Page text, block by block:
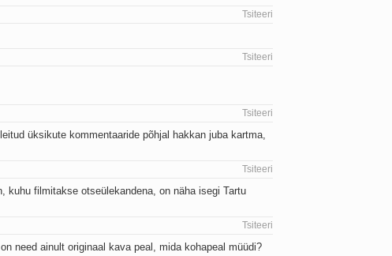
Tsiteeri
Tsiteeri
Tsiteeri
üksikute kommentaaride põhjal hakkan juba kartma,
Tsiteeri
kuhu filmitakse otseülekandena, on näha isegi Tartu
Tsiteeri
need ainult originaal kava peal, mida kohapeal müüdi?